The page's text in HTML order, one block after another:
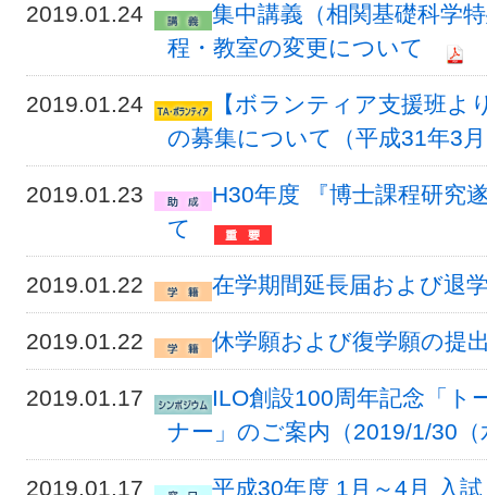
2019.01.24
集中講義（相関基礎科学
程・教室の変更について
2019.01.24
【ボランティア支援班
の募集について（平成31年3
2019.01.23
H30年度 『博士課程研究
て
2019.01.22 在学期間延長届および退
2019.01.22 休学願および復学願の提
2019.01.17
ILO創設100周年記念「
ナー」のご案内（2019/1/30（
2019.01.17
平成30年度 1月～4月 入